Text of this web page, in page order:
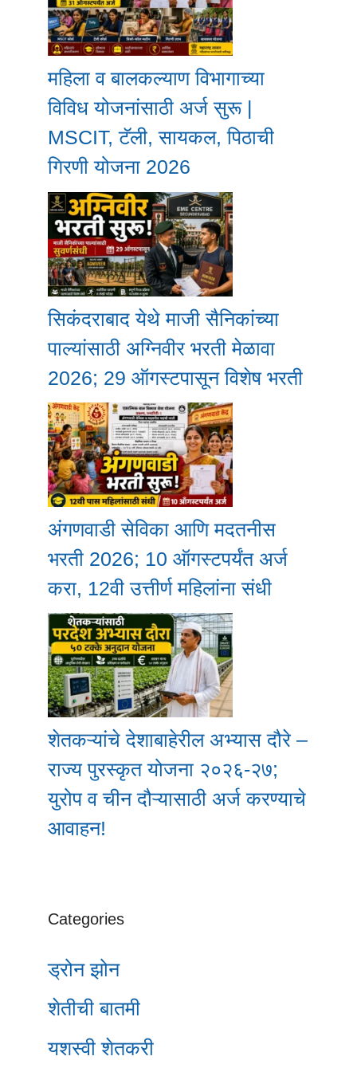
महिला व बालकल्याण विभागाच्या
विविध योजनांसाठी अर्ज सुरू |
MSCIT, टॅली, सायकल, पिठाची
गिरणी योजना 2026
सिकंदराबाद येथे माजी सैनिकांच्या
पाल्यांसाठी अग्निवीर भरती मेळावा
2026; 29 ऑगस्टपासून विशेष भरती
अंगणवाडी सेविका आणि मदतनीस
भरती 2026; 10 ऑगस्टपर्यंत अर्ज
करा, 12वी उत्तीर्ण महिलांना संधी
शेतकऱ्यांचे देशाबाहेरील अभ्यास दौरे –
राज्य पुरस्कृत योजना २०२६-२७;
युरोप व चीन दौऱ्यासाठी अर्ज करण्याचे
आवाहन!
Categories
ड्रोन झोन
शेतीची बातमी
यशस्वी शेतकरी